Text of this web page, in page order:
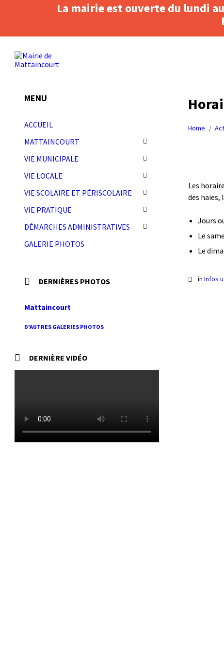
La mairie est ouverte du lundi
content
sidebar
right
sidebar
footer
Home /
Les
des
Jours
Le
Le
inInfos
MENU
ACCUEIL
MATTAINCOURT
VIE MUNICIPALE
VIE LOCALE
VIE SCOLAIRE ET PÉRISCOLAIRE
VIE PRATIQUE
DÉMARCHES ADMINISTRATIVES
GALERIE PHOTOS
DERNIÈRES PHOTOS
Mattaincourt
D'AUTRES GALERIES PHOTOS
DERNIÈRE VIDÉO